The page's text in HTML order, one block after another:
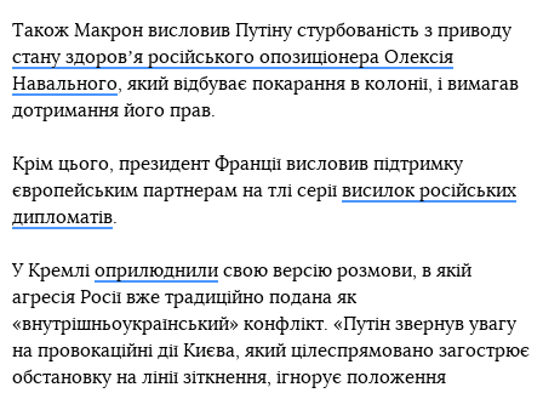
Також Макрон висловив Путіну стурбованість з приводу
стану здоровʼя російського опозиціонера Олексія
Навального, який відбуває покарання в колонії, і вимагав
дотримання його прав.
Крім цього, президент Франції висловив підтримку
європейським партнерам на тлі серії висилок російських
дипломатів.
У Кремлі оприлюднили свою версію розмови, в якій
агресія Росії вже традиційно подана як
«внутрішньоукраїнський» конфлікт. «Путін звернув увагу
на провокаційні дії Києва, який цілеспрямовано загострює
обстановку на лінії зіткнення, ігнорує положення